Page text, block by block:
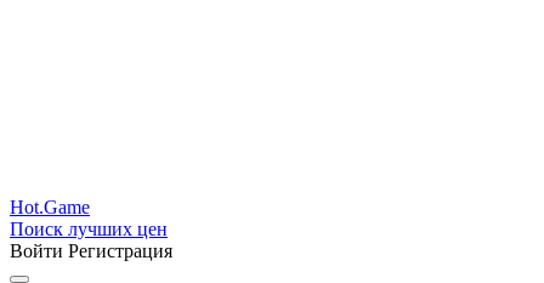
Hot.Game
Поиск лучших цен
Войти Регистрация